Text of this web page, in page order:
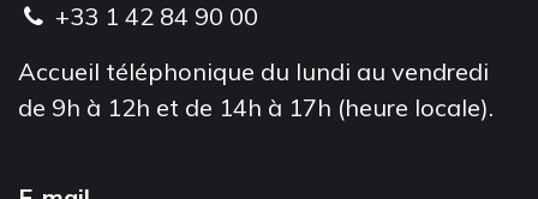
+33 1 42 84 90 00
Accueil téléphonique du lundi au vendredi
de 9h à 12h et de 14h à 17h (heure locale).